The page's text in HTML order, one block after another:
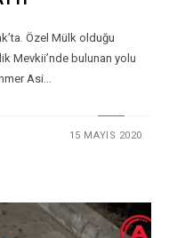
Özel Mülk olduğu
Mevkii’nde bulunan yolu
Asi...
15 MAYIS 2020